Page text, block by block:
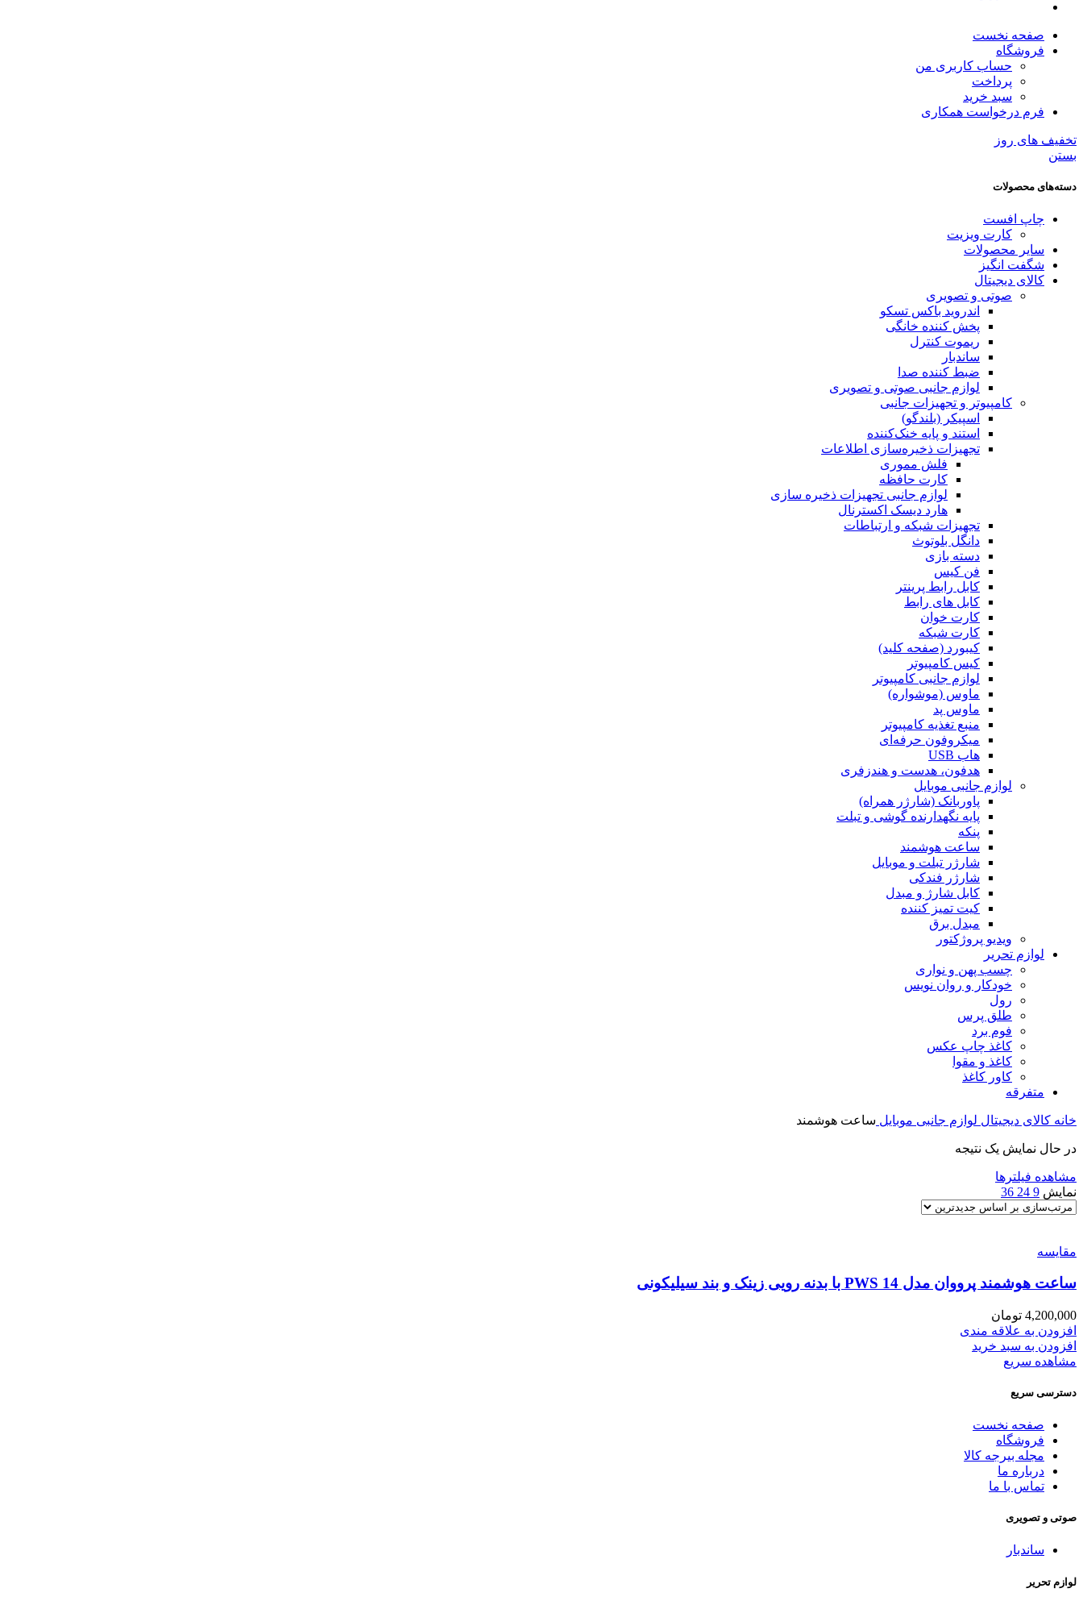
صفحه نخست
فروشگاه
حساب کاربری من
پرداخت
سبد خرید
فرم درخواست همکاری
تخفیف های روز
بستن
دسته‌های محصولات
چاپ افست
کارت ویزیت
سایر محصولات
شگفت انگیز
کالای دیجیتال
صوتی و تصویری
اندروید باکس تسکو
پخش کننده خانگی
ریموت کنترل
ساندبار
ضبط کننده صدا
لوازم جانبی صوتی و تصویری
کامپیوتر و تجهیزات جانبی
اسپیکر (بلندگو)
استند و پایه خنک‌کننده
تجهیزات ذخیره‌سازی اطلاعات
فلش مموری
کارت حافظه
لوازم جانبی تجهیزات ذخیره سازی
هارد دیسک اکسترنال
تجهیزات شبکه و ارتباطات
دانگل بلوتوث
دسته بازی
فن کیس
کابل رابط پرینتر
کابل های رابط
کارت خوان
کارت شبکه
کیبورد (صفحه کلید)
کیس کامپیوتر
لوازم جانبی کامپیوتر
ماوس (موشواره)
ماوس پد
منبع تغذیه کامپیوتر
میکروفون حرفه‌ای
هاب USB
هدفون، هدست و هندزفری
لوازم جانبی موبایل
پاوربانک (شارژر همراه)
پایه نگهدارنده گوشی و تبلت
پنکه
ساعت هوشمند
شارژر تبلت و موبایل
شارژر فندکی
کابل شارژ و مبدل
کیت تمیز کننده
مبدل برق
ویدیو پروژکتور
لوازم تحریر
چسب پهن و نواری
خودکار و روان نویس
رول
طلق پرس
فوم برد
کاغذ چاپ عکس
کاغذ و مقوا
کاور کاغذ
متفرقه
خانه کالای دیجیتال لوازم جانبی موبایل ساعت هوشمند
در حال نمایش یک نتیجه
مشاهده فیلترها
نمایش 9
24
36
مقایسه
ساعت هوشمند پرووان مدل PWS 14 با بدنه رویی زینک و بند سیلیکونی
4,200,000 تومان
افزودن به علاقه مندی
افزودن به سبد خرید
مشاهده سریع
دسترسی سریع
صفحه نخست
فروشگاه
مجله بیرجه کالا
درباره ما
تماس با ما
صوتی و تصویری
ساندبار
لوازم تحریر